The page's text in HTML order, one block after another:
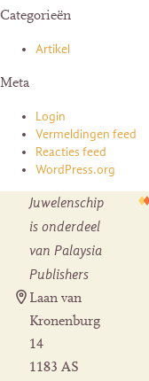
Categorieën
Artikel
Meta
Login
Vermeldingen feed
Reacties feed
WordPress.org
Juwelenschip
is onderdeel
van Palaysia
Publishers
Laan van
Kronenburg
14
1183 AS